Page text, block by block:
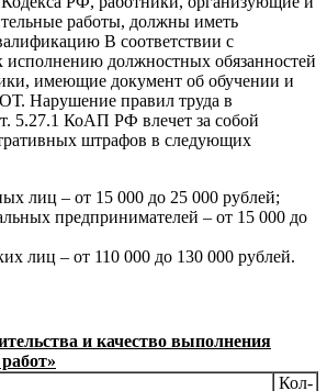
работы, должны иметь
В соответствии с
исполнению должностных обязанностей
имеющие документ об обучении и
Нарушение правил труда в
5.27.1 КоАП РФ влечет за собой
штрафов в следующих
лиц – от 15 000 до 25 000 рублей;
предпринимателей – от 15 000 до
лиц – от 110 000 до 130 000 рублей.
и качество выполнения
Кол-